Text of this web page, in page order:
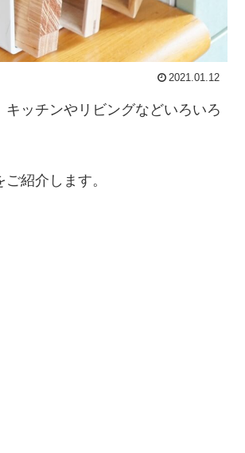
2021.01.12
ッチンやリビングなどいろいろ
紹介します。